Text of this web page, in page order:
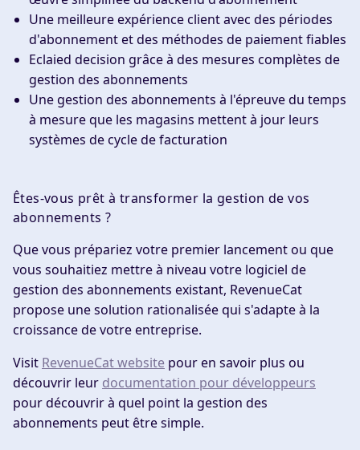
Une meilleure expérience clientavec des périodes
d'abonnement et des méthodes de paiement fiables
Eclaied decision grâce à des mesures complètes de
gestion des abonnements
Une gestion des abonnements à l'épreuve du temps
à mesure que les magasins mettent à jour leurs
systèmes de cycle de facturation
Êtes-vous prêt à transformer la gestion de vos
abonnements ?
Que vous prépariez votre premier lancement ou que
vous souhaitiez mettre à niveau votre logiciel de
gestion des abonnements existant, RevenueCat
propose une solution rationalisée qui s'adapte à la
croissance de votre entreprise.
Visit RevenueCat website pour en savoir plus ou
découvrir leur documentation pour développeurs
pour découvrir à quel point la gestion des
abonnements peut être simple.